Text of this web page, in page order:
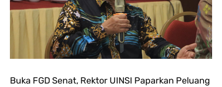
Buka FGD Senat, Rektor UINSI Paparkan Peluang